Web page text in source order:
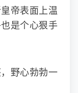
帝表面上温
是个心狠手
野心勃勃一